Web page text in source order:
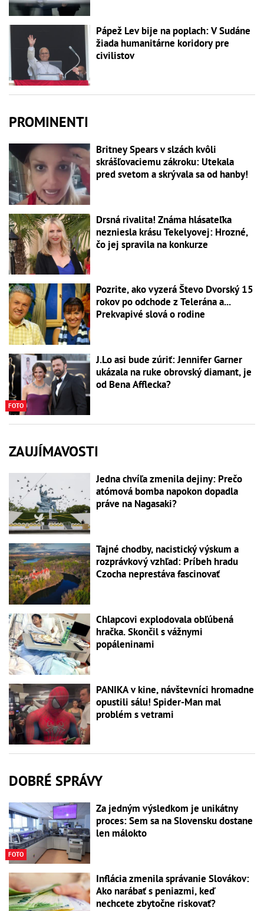
Pápež Lev bije na poplach: V Sudáne
žiada humanitárne koridory pre
civilistov
PROMINENTI
Britney Spears v slzách kvôli
skrášľovaciemu zákroku: Utekala
pred svetom a skrývala sa od hanby!
Drsná rivalita! Známa hlásateľka
nezniesla krásu Tekelyovej: Hrozné,
čo jej spravila na konkurze
Pozrite, ako vyzerá Števo Dvorský 15
rokov po odchode z Telerána a...
Prekvapivé slová o rodine
FOTO
J.Lo asi bude zúriť: Jennifer Garner
ukázala na ruke obrovský diamant, je
od Bena Afflecka?
ZAUJÍMAVOSTI
Jedna chvíľa zmenila dejiny: Prečo
atómová bomba napokon dopadla
práve na Nagasaki?
Tajné chodby, nacistický výskum a
rozprávkový vzhľad: Príbeh hradu
Czocha neprestáva fascinovať
Chlapcovi explodovala obľúbená
hračka. Skončil s vážnymi
popáleninami
PANIKA v kine, návštevníci hromadne
opustili sálu! Spider-Man mal
problém s vetrami
DOBRÉ SPRÁVY
FOTO
Za jedným výsledkom je unikátny
proces: Sem sa na Slovensku dostane
len málokto
Inflácia zmenila správanie Slovákov:
Ako narábať s peniazmi, keď
nechcete zbytočne riskovať?